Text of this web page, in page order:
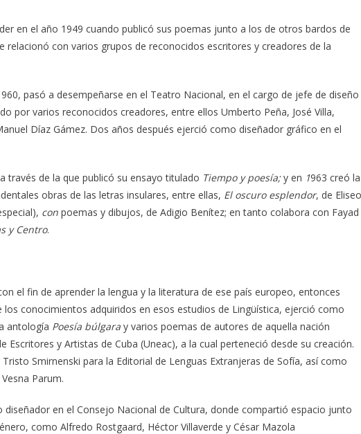
en el año 1949 cuando publicó sus poemas junto a los de otros bardos de
relacionó con varios grupos de reconocidos escritores y creadores de la
pasó a desempeñarse en el Teatro Nacional, en el cargo de jefe de diseño
por varios reconocidos creadores, entre ellos Umberto Peña, José Villa,
Díaz Gámez. Dos años después ejerció como diseñador gráfico en el
través de la que publicó su ensayo titulado Tiempo y poesía;y en 1963 creó la
obras de las letras insulares, entre ellas, El oscuro esplendor, de Eliseo
con poemas y dibujos, de Adigio Benítez; en tanto colabora con Fayad
y Centro.
el fin de aprender la lengua y la literatura de ese país europeo, entonces
conocimientos adquiridos en esos estudios de Lingüística, ejerció como
antología Poesía búlgara y varios poemas de autores de aquella nación
Escritores y Artistas de Cuba (Uneac), a la cual perteneció desde su creación.
Smirnenski para la Editorial de Lenguas Extranjeras de Sofía, así como
Parum.
en el Consejo Nacional de Cultura, donde compartió espacio junto
como Alfredo Rostgaard, Héctor Villaverde y César Mazola